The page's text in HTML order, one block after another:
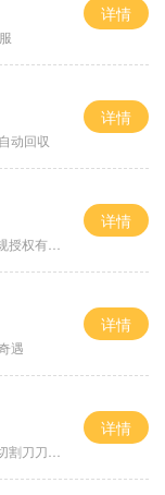
详情
动回収
详情
有保障
详情
遇
详情
刀极品
详情